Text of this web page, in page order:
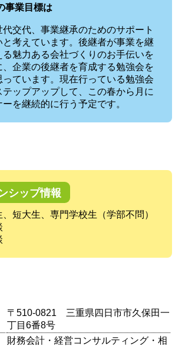
事業目標は
交代、事業継承のためのサポート
と考えています。後継者が事業を継
る魅力ある会社づくりのお手伝いを
企業の後継者を育成する勉強会を
ています。現在行っている勉強会
ップアップして、この春から月に
を継続的に行う予定です。
シップ情報
短大生、専門学校生（学部不問）
〒510-0821 三重県四日市市久保田一
丁目6番8号
財務会計・経営コンサルティング・相